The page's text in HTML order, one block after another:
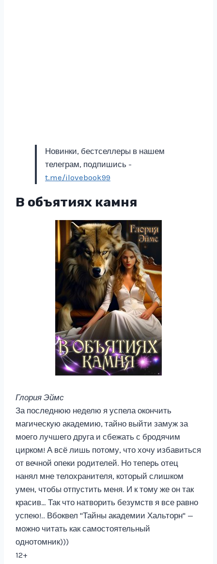
Новинки, бестселлеры в нашем
телеграм, подпишись -
t.me/ilovebook99
В объятиях камня
Глория Эймс
За последнюю неделю я успела окончить
магическую академию, тайно выйти замуж за
моего лучшего друга и сбежать с бродячим
цирком! А всё лишь потому, что хочу избавиться
от вечной опеки родителей. Но теперь отец
нанял мне телохранителя, который слишком
умен, чтобы отпустить меня. И к тому же он так
красив… Так что натворить безумств я все равно
успею!.. Вбоквел "Тайны академии Хальторн" —
можно читать как самостоятельный
однотомник)))
12+